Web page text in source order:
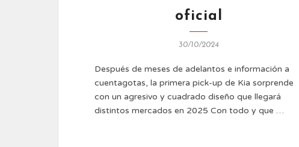
oficial
30/10/2024
Después de meses de adelantos e información a
cuentagotas, la primera pick-up de Kia sorprende
con un agresivo y cuadrado diseño que llegará
distintos mercados en 2025 Con todo y que …